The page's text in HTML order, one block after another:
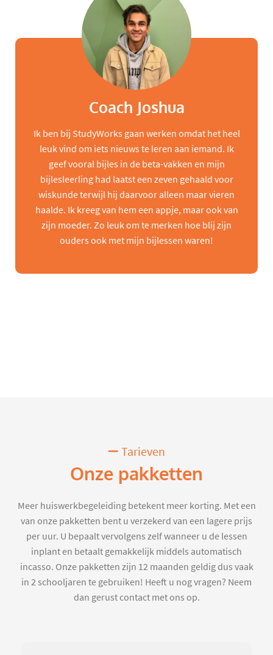
Coach Joshua
Ik ben bij StudyWorks gaan werken omdat het heel
leuk vind om iets nieuws te leren aan iemand. Ik
geef vooral bijles in de beta-vakken en mijn
bijlesleerling had laatst een zeven gehaald voor
wiskunde terwijl hij daarvoor alleen maar vieren
haalde. Ik kreeg van hem een appje, maar ook van
zijn moeder. Zo leuk om te merken hoe blij zijn
ouders ook met mijn bijlessen waren!
Tarieven
Onze pakketten
Meer huiswerkbegeleiding betekent meer korting. Met een
van onze pakketten bent u verzekerd van een lagere prijs
per uur. U bepaalt vervolgens zelf wanneer u de lessen
inplant en betaalt gemakkelijk middels automatisch
incasso. Onze pakketten zijn 12 maanden geldig dus vaak
in 2 schooljaren te gebruiken! Heeft u nog vragen? Neem
dan gerust contact met ons op.